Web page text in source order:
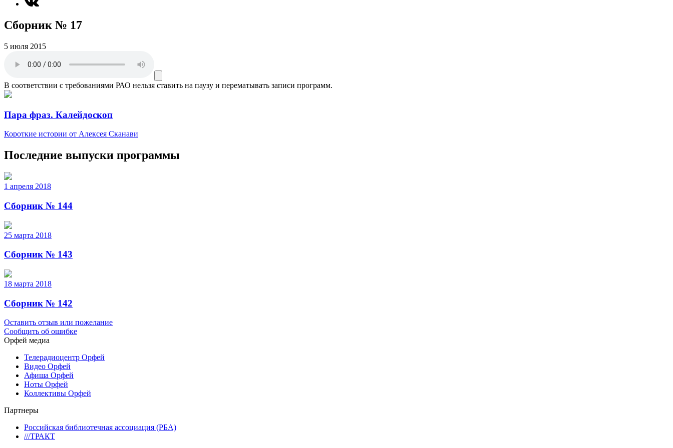
Сборник № 17
5 июля 2015
В соответствии с требованиями РАО нельзя ставить на паузу и перематывать записи программ.
Пара фраз. Калейдоскоп
Короткие истории от Алексея Сканави
Последние выпуски программы
1 апреля 2018
Сборник № 144
25 марта 2018
Сборник № 143
18 марта 2018
Сборник № 142
Оставить отзыв или пожелание
Сообщить об ошибке
Орфей медиа
Телерадиоцентр Орфей
Видео Орфей
Афиша Орфей
Ноты Орфей
Коллективы Орфей
Партнеры
Российская библиотечная ассоциация (РБА)
///ТРАКТ